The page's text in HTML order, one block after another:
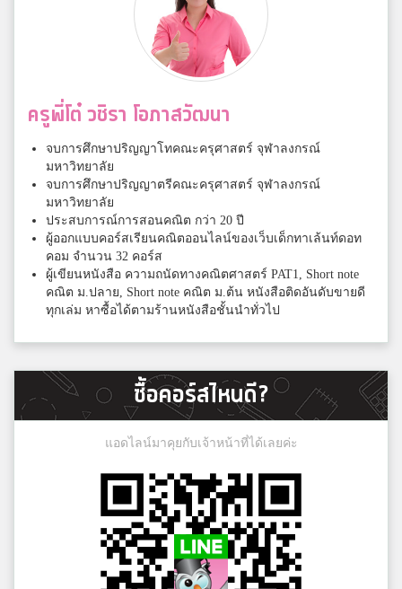
ครูพี่โต๋ วชิรา โอภาสวัฒนา
จบการศึกษาปริญญาโทคณะครุศาสตร์ จุฬาลงกรณ์
มหาวิทยาลัย
จบการศึกษาปริญญาตรีคณะครุศาสตร์ จุฬาลงกรณ์
มหาวิทยาลัย
ประสบการณ์การสอนคณิต กว่า 20 ปี
ผู้ออกแบบคอร์สเรียนคณิตออนไลน์ของเว็บเด็กทาเล้นท์ดอท
คอม จำนวน 32 คอร์ส
ผู้เขียนหนังสือ ความถนัดทางคณิตศาสตร์ PAT1, Short note
คณิต ม.ปลาย, Short note คณิต ม.ต้น หนังสือติดอันดับขายดี
ทุกเล่ม หาซื้อได้ตามร้านหนังสือชั้นนำทั่วไป
ซื้อคอร์สไหนดี?
แอดไลน์มาคุยกับเจ้าหน้าที่ได้เลยค่ะ